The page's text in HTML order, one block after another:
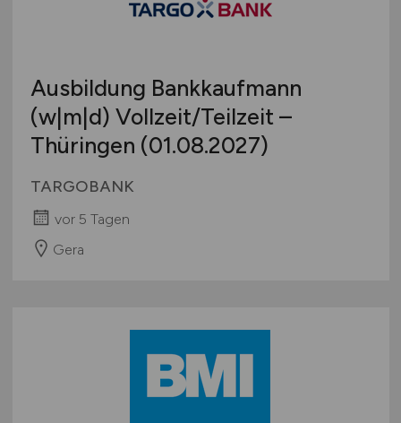
Ausbildung Bankkaufmann
(w|m|d) Vollzeit/Teilzeit –
Thüringen (01.08.2027)
TARGOBANK
vor 5 Tagen
Gera